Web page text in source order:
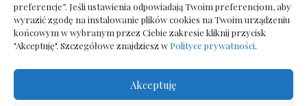
preferencje”. Jeśli ustawienia odpowiadają Twoim preferencjom, aby
wyrazić zgodę na instalowanie plików cookies na Twoim urządzeniu
końcowym w wybranym przez Ciebie zakresie kliknij przycisk
"Akceptuję". Szczegółowe znajdziesz w Polityce prywatności.
Akceptuję